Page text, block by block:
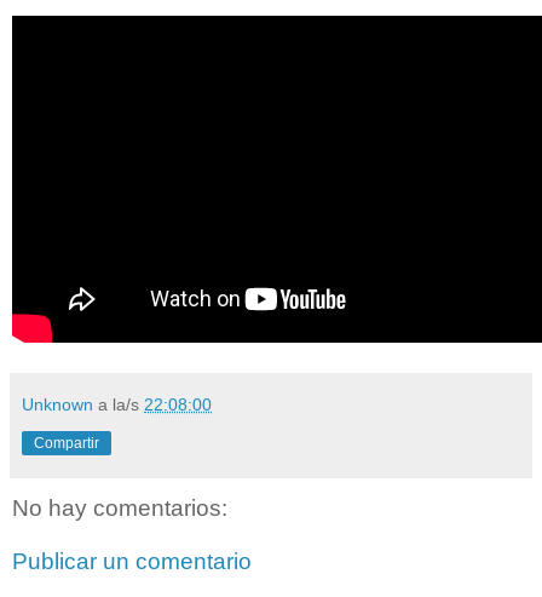
Unknown a la/s 22:08:00
Compartir
No hay comentarios:
Publicar un comentario